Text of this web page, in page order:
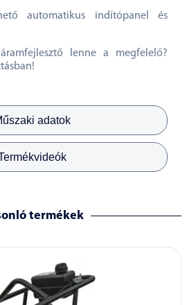
adatok
automatikus indítópanel és
lenne a megfelelő?
termékek